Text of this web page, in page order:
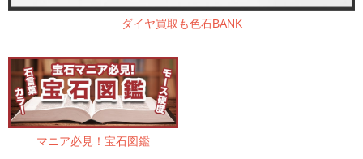
ダイヤ買取も色石BANK
マニア必見！宝石図鑑